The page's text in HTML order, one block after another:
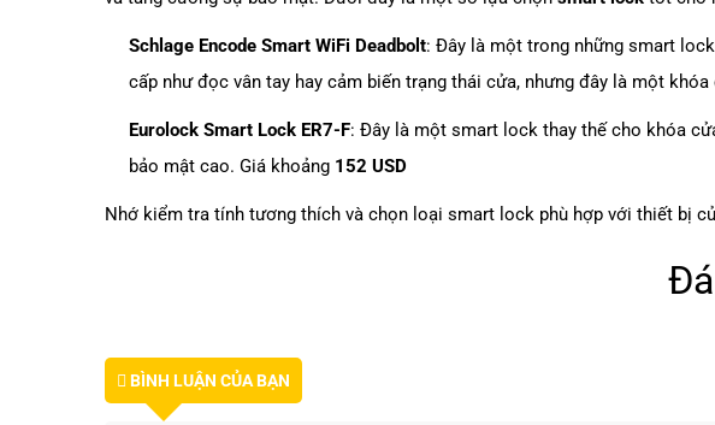
Schlage Encode Smart WiFi Deadbolt: Đây là một trong những smart
cấp như đọc vân tay hay cảm biến trạng thái cửa, nhưng đây là một
Eurolock Smart Lock ER7-F: Đây là một smart lock thay thế cho khóa
bảo mật cao. Giá khoảng 152 USD
Nhớ kiểm tra tính tương thích và chọn loại smart lock phù hợp với thiết bị
BÌNH LUẬN CỦA BẠN